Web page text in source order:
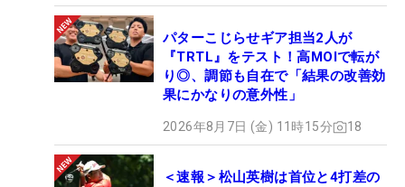
パターこじらせギア担当2人が
『TRTL』をテスト！高MOIで転が
り◎、調節も自在で「結果の改善効
果にかなりの意外性」
2026年8月7日 (金) 11時15分 18
＜速報＞松山英樹は首位と4打差の